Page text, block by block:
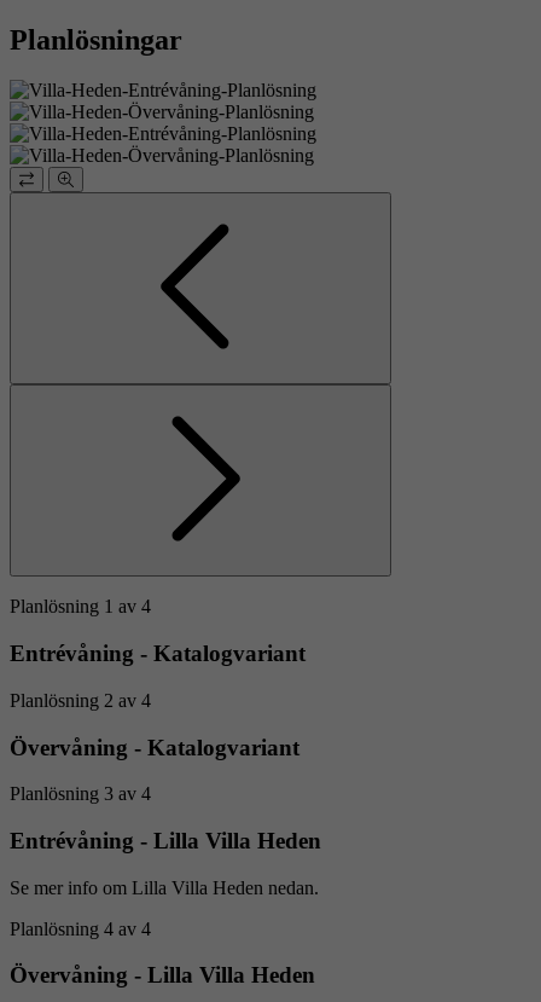
Planlösningar
Planlösning 1 av 4
Entrévåning - Katalogvariant
Planlösning 2 av 4
Övervåning - Katalogvariant
Planlösning 3 av 4
Entrévåning - Lilla Villa Heden
Se mer info om Lilla Villa Heden nedan.
Planlösning 4 av 4
Övervåning - Lilla Villa Heden